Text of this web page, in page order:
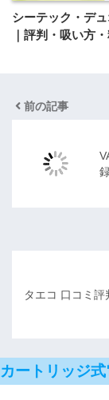
シーテック・デ
｜評判・吸い方
前の記事
タエコ 口コミ
カートリッジ